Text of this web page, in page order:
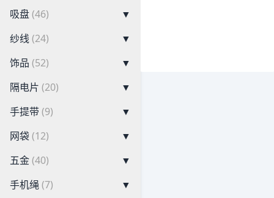
吸盘(46)
▼
纱线(24)
▼
饰品 (52)
▼
隔电片 (20)
▼
手提带(9)
▼
网袋(12)
▼
五金(40)
▼
手机绳(7)
▼